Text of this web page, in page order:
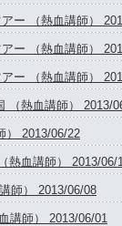
ー （熱血講師）
ー （熱血講師）
ー （熱血講師）
（熱血講師） 2013/
） 2013/06/22
熱血講師） 2013/06/
師） 2013/06/08
講師） 2013/06/01